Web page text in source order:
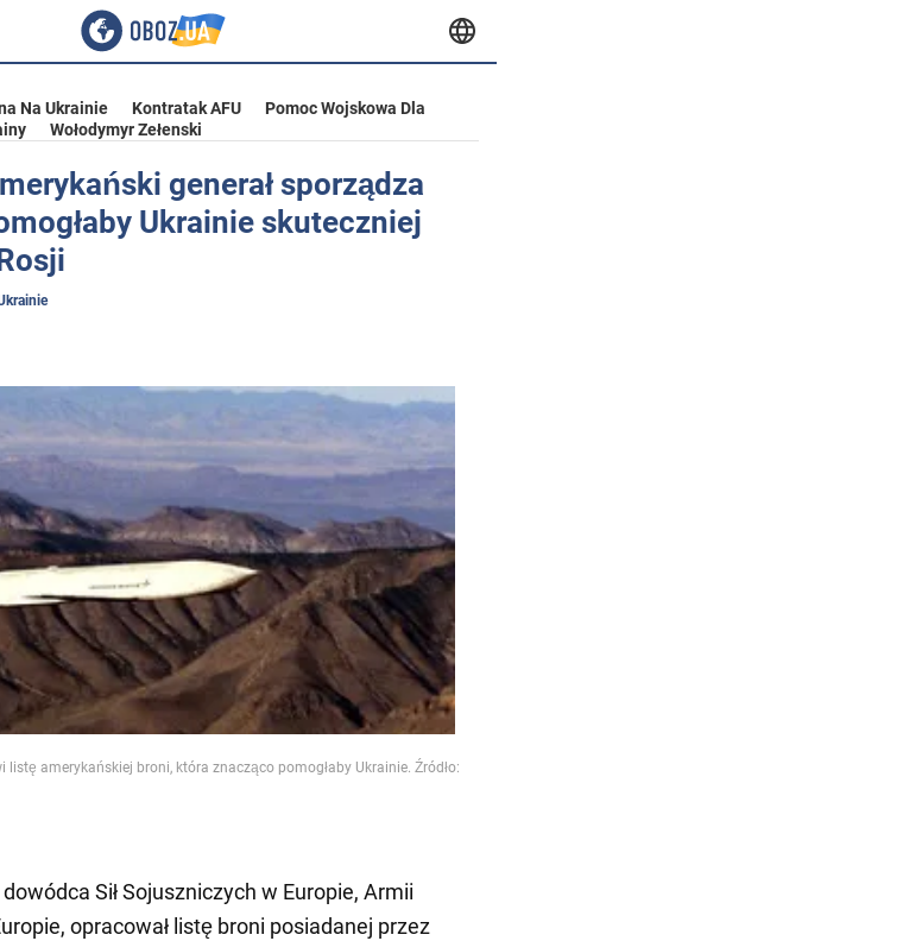
Na Ukrainie Kontratak AFU
Pomoc Wojskowa Dla
Wołodymyr Zełenski
generał sporządza
Ukrainie skuteczniej
listę amerykańskiej broni, która znacząco pomogłaby Ukrainie. Źródło:
Sił Sojuszniczych w Europie, Armii
opracował listę broni posiadanej przez